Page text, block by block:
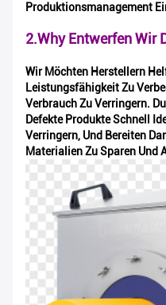
Produktionsmanagement
2.Why Entwerfen Wir
Wir Möchten Herstellern
Leistungsfähigkeit Zu
Verbrauch Zu Verringern.
Defekte Produkte Schnell
Verringern, Und Bereiten
Materialien Zu Sparen Und